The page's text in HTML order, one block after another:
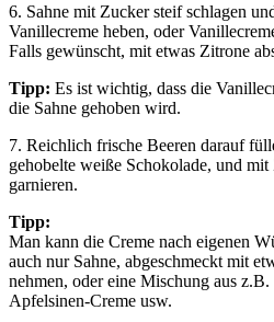
6. Sahne mit Zucker steif schlagen
Vanillecreme heben, oder
Falls gewünscht, mit etwas Zitrone
Tipp: Es ist wichtig, dass die
die Sahne gehoben wird.
7. Reichlich frische Beeren darauf
gehobelte weiße Schokolade, und
garnieren.
Tipp:
Man kann die Creme nach eigenen
auch nur Sahne, abgeschmeckt mit
nehmen, oder eine Mischung aus
Apfelsinen-Creme usw.